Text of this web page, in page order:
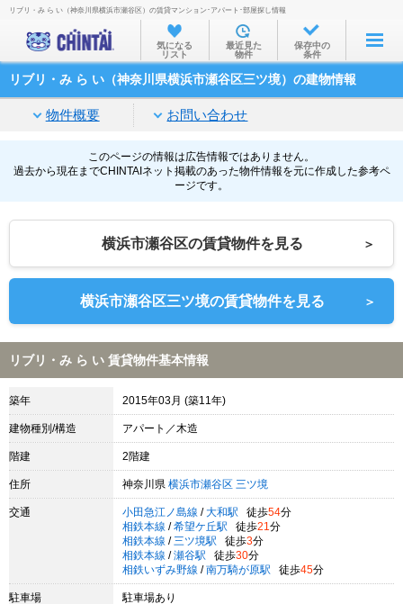
お部屋を探す
沿線・駅から
家賃相場から
通勤通学時間から
物件特集から
不動産会社から
TOP
リブリ・み ら い（神奈川県横浜市瀬谷区）の賃貸マンション･アパート･部屋探し情報
気になる
リスト
最近見た
物件
保存中の
条件
リブリ・み ら い（神奈川県横浜市瀬谷区三ツ境）の建物情報
物件概要 お問い合わせ
このページの情報は広告情報ではありません。
過去から現在までCHINTAIネット掲載のあった物件情報を元に作成した参考ペ
ージです。
横浜市瀬谷区の賃貸物件を見る ＞
横浜市瀬谷区三ツ境の賃貸物件を見る ＞
リブリ・み ら い 賃貸物件基本情報
築年 2015年03月 (築11年)
建物種別/構造 アパート／木造
階建 2階建
住所 神奈川県 横浜市瀬谷区 三ツ境
交通 小田急江ノ島線 / 大和駅 徒歩54分
相鉄本線 / 希望ケ丘駅 徒歩21 分
相鉄本線 / 三ツ境駅 徒歩3分
相鉄本線 / 瀬谷駅 徒歩30分
相鉄いずみ野線 / 南万騎が原駅 徒歩45分
駐車場 駐車場あり